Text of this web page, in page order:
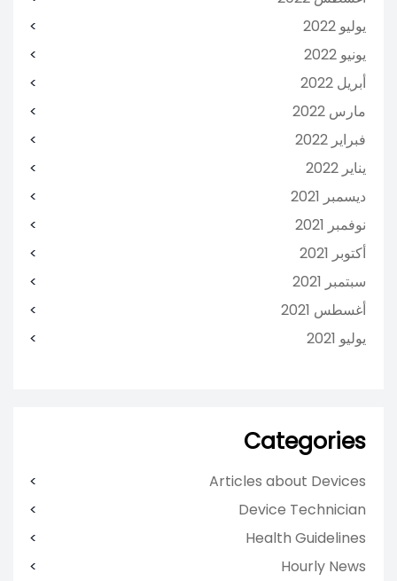
يوليو 2022
يونيو 2022
أبريل 2022
مارس 2022
فبراير 2022
يناير 2022
ديسمبر 2021
نوفمبر 2021
أكتوبر 2021
سبتمبر 2021
أغسطس 2021
يوليو 2021
Categories
Articles about Devices
Device Technician
Health Guidelines
Hourly News